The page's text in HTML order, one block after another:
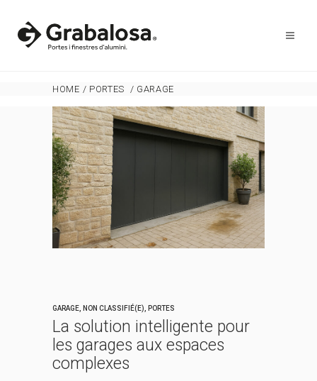
HOME / PORTES / GARAGE
GARAGE NON CLASSIFIÉ(E) PORTES
La solution intelligente pour
les garages aux espaces
complexes